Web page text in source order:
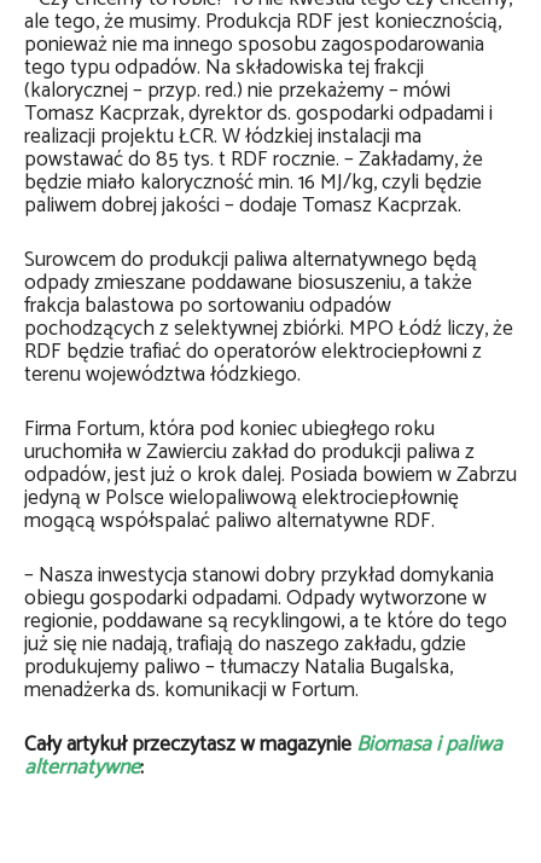
ale tego, że musimy. Produkcja RDF jest koniecznością,
ponieważ nie ma innego sposobu zagospodarowania
tego typu odpadów. Na składowiska tej frakcji
(kalorycznej – przyp. red.) nie przekażemy – mówi
Tomasz Kacprzak, dyrektor ds. gospodarki odpadami i
realizacji projektu ŁCR. W łódzkiej instalacji ma
powstawać do 85 tys. t RDF rocznie. – Zakładamy, że
będzie miało kaloryczność min. 16 MJ/kg, czyli będzie
paliwem dobrej jakości – dodaje Tomasz Kacprzak.
Surowcem do produkcji paliwa alternatywnego będą
odpady zmieszane poddawane biosuszeniu, a także
frakcja balastowa po sortowaniu odpadów
pochodzących z selektywnej zbiórki. MPO Łódź liczy, że
RDF będzie trafiać do operatorów elektrociepłowni z
terenu województwa łódzkiego.
Firma Fortum, która pod koniec ubiegłego roku
uruchomiła w Zawierciu zakład do produkcji paliwa z
odpadów, jest już o krok dalej. Posiada bowiem w Zabrzu
jedyną w Polsce wielopaliwową elektrociepłownię
mogącą współspalać paliwo alternatywne RDF.
– Nasza inwestycja stanowi dobry przykład domykania
obiegu gospodarki odpadami. Odpady wytworzone w
regionie, poddawane są recyklingowi, a te które do tego
już się nie nadają, trafiają do naszego zakładu, gdzie
produkujemy paliwo – tłumaczy Natalia Bugalska,
menadżerka ds. komunikacji w Fortum.
Cały artykuł przeczytasz w magazynieBiomasa i paliwa
alternatywne: